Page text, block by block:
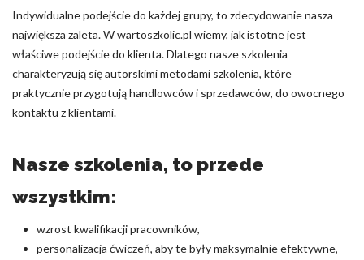
Indywidualne podejście do każdej grupy, to zdecydowanie nasza
największa zaleta. W wartoszkolic.pl wiemy, jak istotne jest
właściwe podejście do klienta. Dlatego nasze szkolenia
charakteryzują się autorskimi metodami szkolenia, które
praktycznie przygotują handlowców i sprzedawców, do owocnego
kontaktu z klientami.
Nasze szkolenia, to przede
wszystkim:
wzrost kwalifikacji pracowników,
personalizacja ćwiczeń, aby te były maksymalnie efektywne,